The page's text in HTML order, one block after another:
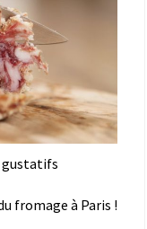
gustatifs
fromage à Paris !